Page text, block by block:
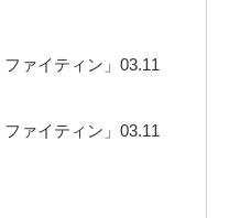
ァイティン」03.11
ァイティン」03.11